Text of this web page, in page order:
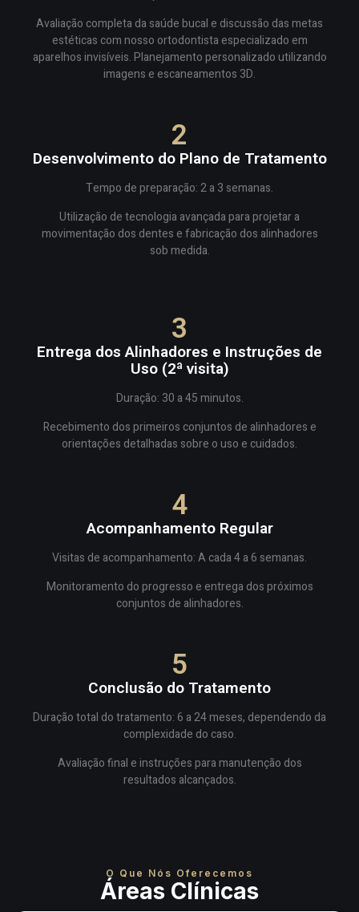
Avaliação completa da saúde bucal e discussão das metas
estéticas com nosso ortodontista especializado em
aparelhos invisíveis. Planejamento personalizado utilizando
imagens e escaneamentos 3D.
2
Desenvolvimento do Plano de Tratamento
Tempo de preparação: 2 a 3 semanas.
Utilização de tecnologia avançada para projetar a
movimentação dos dentes e fabricação dos alinhadores
sob medida.
3
Entrega dos Alinhadores e Instruções de
Uso (2ª visita)
Duração: 30 a 45 minutos.
Recebimento dos primeiros conjuntos de alinhadores e
orientações detalhadas sobre o uso e cuidados.
4
Acompanhamento Regular
Visitas de acompanhamento: A cada 4 a 6 semanas.
Monitoramento do progresso e entrega dos próximos
conjuntos de alinhadores.
5
Conclusão do Tratamento
Duração total do tratamento: 6 a 24 meses, dependendo da
complexidade do caso.
Avaliação final e instruções para manutenção dos
resultados alcançados.
O Que Nós Oferecemos
Áreas Clínicas